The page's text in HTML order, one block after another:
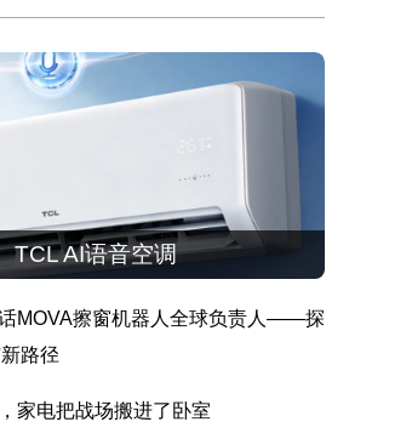
TCL AI语音空调
话MOVA擦窗机器人全球负责人——探
路径
家电把战场搬进了卧室